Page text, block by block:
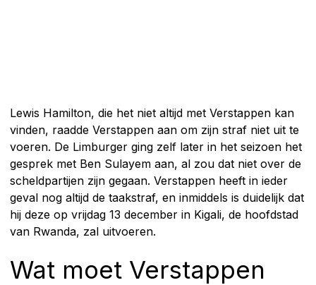
Lewis Hamilton, die het niet altijd met Verstappen kan
vinden, raadde Verstappen aan om zijn straf niet uit te
voeren. De Limburger ging zelf later in het seizoen het
gesprek met Ben Sulayem aan, al zou dat niet over de
scheldpartijen zijn gegaan. Verstappen heeft in ieder
geval nog altijd de taakstraf, en inmiddels is duidelijk dat
hij deze op vrijdag 13 december in Kigali, de hoofdstad
van Rwanda, zal uitvoeren.
Wat moet Verstappen